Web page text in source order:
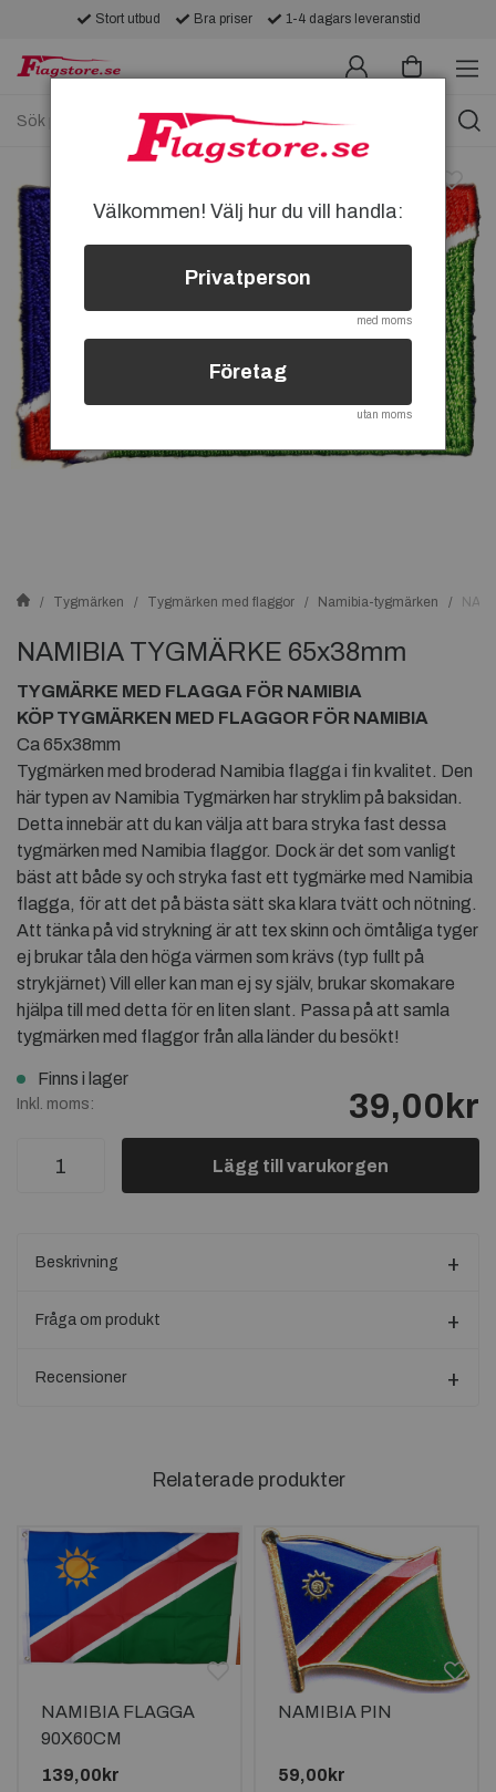
Stort utbud Bra priser 1-4 dagars leveranstid
Tygmärken Tygmärken med flaggor Namibia-tygmärken
NAMIBIA TYGMÄRKE 65x38mm
TYGMÄRKE MED FLAGGA FÖR NAMIBIA
KÖP TYGMÄRKEN MED FLAGGOR FÖR NAMIBIA
Ca 65x38mm
Tygmärken med broderad Namibia flagga i fin kvalitet. Den
här typen av Namibia Tygmärken har stryklim på baksidan.
Detta innebär att du kan välja att bara stryka fast dessa
tygmärken med Namibia flaggor. Dock är det som vanligt
bäst att både sy och stryka fast ett tygmärke med Namibia
flagga, för att det på bästa sätt ska klara tvätt och nötning.
Att tänka på vid strykning är att tex skinn och ömtåliga tyger
ej brukar tåla den höga värmen som krävs (typ fullt på
strykjärnet) Vill eller kan man ej sy själv, brukar skomakare
hjälpa till med detta för en liten slant. Passa på att samla
tygmärken med flaggor från alla länder du besökt!
Finns i lager
Inkl. moms: 39,00kr
Lägg till varukorgen
Beskrivning
Fråga om produkt
Recensioner
Relaterade produkter
NAMIBIA FLAGGA
90X60CM
139,00kr
NAMIBIA PIN
59,00kr
Välkommen! Välj hur du vill handla:
Privatperson
med moms
Företag
utan moms